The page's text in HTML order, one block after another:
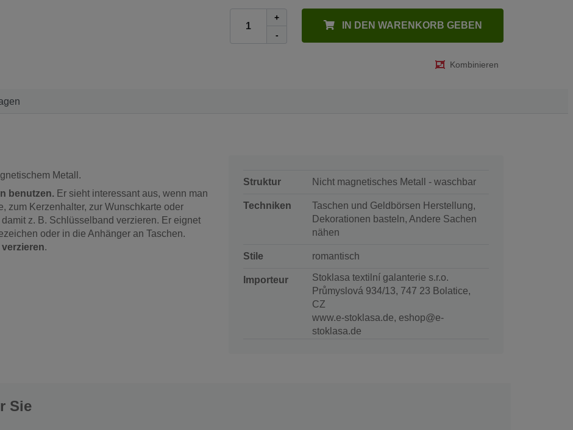
+
-
IN DEN WARENKORB GEBEN
Kombinieren
Metall.
benutzen. Er sieht interessant aus, wenn man
zum Kerzenhalter, zur Wunschkarte oder
z. B. Schlüsselband verzieren. Er eignet
oder in die Anhänger an Taschen.
.
Struktur Nicht magnetisches Metall - waschbar
Techniken
Taschen und Geldbörsen Herstellung,
Dekorationen basteln, Andere Sachen
nähen
Stile romantisch
Importeur
Stoklasa textilní galanterie s.r.o.
Průmyslová 934/13, 747 23 Bolatice,
CZ
www.e-stoklasa.de, eshop@e-
stoklasa.de
Sie